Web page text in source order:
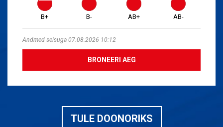
B+ B- AB+ AB-
Andmed seisuga 07.08.2026 10:12
BRONEERI AEG
TULE DOONORIKS